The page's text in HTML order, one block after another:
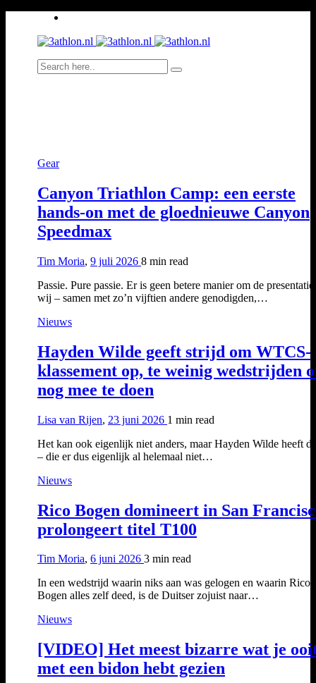
Gear
Canyon Triathlon Camp: een eerste
hands-on met de gloednieuwe Canyon
Speedmax
Tim Moria, 9 juli 2026 8 min read
Passie. Pure passie. Er is geen betere manier om de
wij – samen met zo’n vijftien andere genodigden,…
Nieuws
Hayden Wilde geeft strijd om WTCS-
klassement op, te weinig wedstrijden
nog mee te doen
Lisa van Rijen, 23 juni 2026 1 min read
Het kan ook eigenlijk niet anders, maar Hayden Wilde heeft
– die er dus eigenlijk al helemaal niet…
Nieuws
Rico Bogen domineert in San
prolongeert titel T100
Tim Moria, 6 juni 2026 3 min read
In een wedstrijd waarin niks aan was gelogen en waarin Rico
Bogen alles zelf deed, is de Duitser zojuist naar…
Nieuws
[VIDEO] Het meest bizarre wat je
met een bidon hebt gezien